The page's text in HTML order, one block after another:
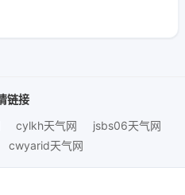
链接
cylkh天气网
jsbs06天气网
cwyarid天气网